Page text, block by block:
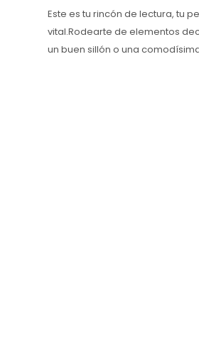
Este es tu rincón de lectura, tu
vital.Rodearte de elementos
un buen sillón o una